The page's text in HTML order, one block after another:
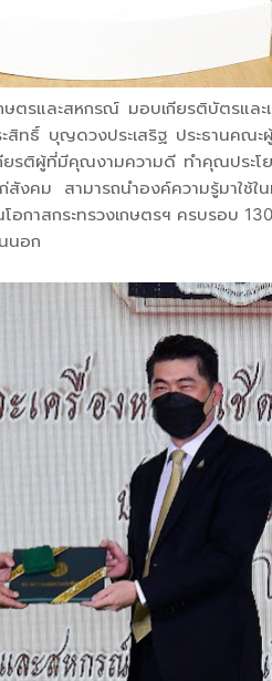
ตรและสหกรณ์ มอบเกียรติบัตรและ
ทธิ์ บุญดวงประเสริฐ ประธานคณ
รติผู้ที่มีคุณงามความดี ทำคุณประโย
งคม สามารถนำองค์ความรู้มาใช้ใน
อกาสกระทรวงเกษตรฯ ครบรอบ
นอก